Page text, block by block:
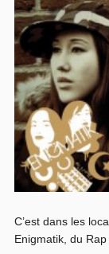
C’est dans les
Enigmatik, du